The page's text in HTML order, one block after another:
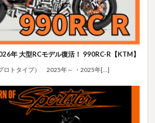
年 大型RCモデル復活！ 990RC-R【KTM】
ロトタイプ） 2025年～ ・2025年[…]